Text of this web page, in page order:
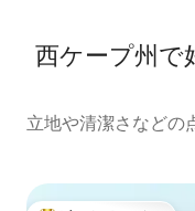
西ケープ州で
立地や清潔さなどの